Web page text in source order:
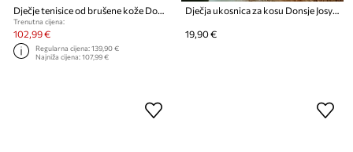
Dječje tenisice od brušene kože Donsje Lexley Sneakers
Trenutna cijena:
102,99 €
Regularna cijena:139,90 €
Najniža cijena:107,99 €
Dječja ukosnica za kosu Donsje Josy Classic Hairclip Koala
19,90 €